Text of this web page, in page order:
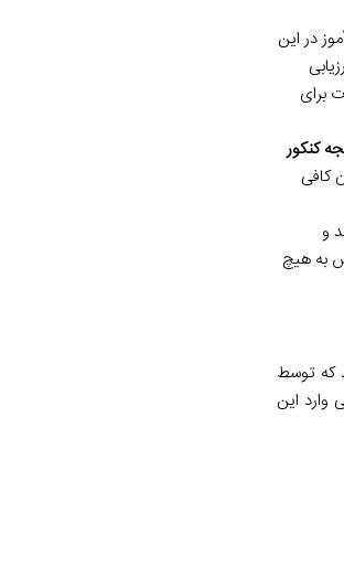
در این
برای
کنکور
کافی
و
به هیچ
که توسط
وارد این